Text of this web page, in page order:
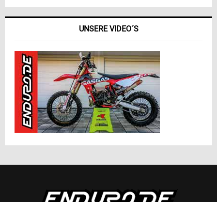
UNSERE VIDEO´S